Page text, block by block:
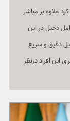
علاوه بر مباشر
دخیل در این
دقیق و سریع
این افراد درنظر